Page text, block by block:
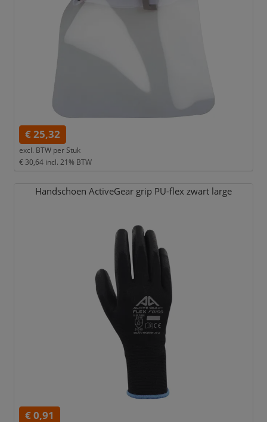
€ 25,32
excl. BTW per Stuk
€ 30,64 incl. 21% BTW
Handschoen ActiveGear grip PU-flex zwart large
€ 0,91